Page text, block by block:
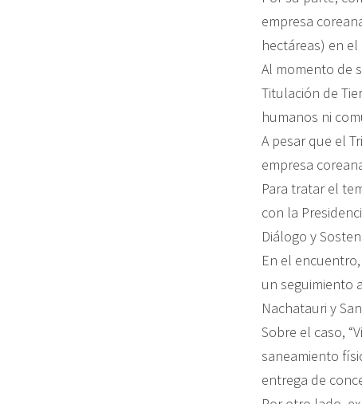
empresa
hectáreas) en
Al momento de
Titulación de
humanos ni
A pesar que el
empresa
Para tratar el
con la
Diálogo y
En el
un seguimiento
Nachatauri y
Sobre el caso,
saneamiento
entrega de